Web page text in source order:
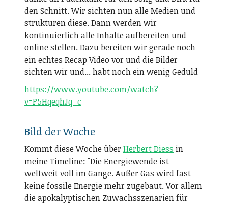
den Schnitt. Wir sichten nun alle Medien und
strukturen diese. Dann werden wir
kontinuierlich alle Inhalte aufbereiten und
online stellen. Dazu bereiten wir gerade noch
ein echtes Recap Video vor und die Bilder
sichten wir und... habt noch ein wenig Geduld
https://www.youtube.com/watch?
v=P5HqeqhJq_c
Bild der Woche
Kommt diese Woche über Herbert Diess in
meine Timeline: "Die Energiewende ist
weltweit voll im Gange. Außer Gas wird fast
keine fossile Energie mehr zugebaut. Vor allem
die apokalyptischen Zuwachsszenarien für